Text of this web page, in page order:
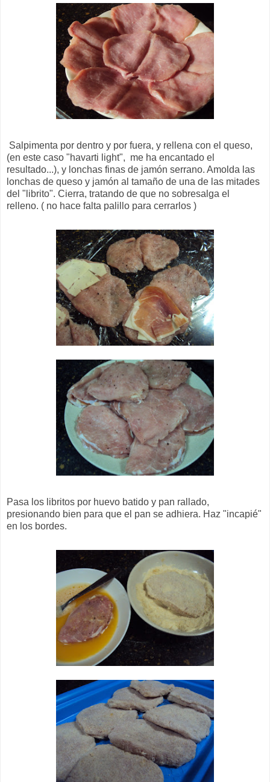
Salpimenta por dentro y por fuera, y rellena con el queso,
(en este caso "havarti light", me ha encantado el
resultado...), y lonchas finas de jamón serrano. Amolda las
lonchas de queso y jamón al tamaño de una de las mitades
del "librito". Cierra, tratando de que no sobresalga el
relleno. ( no hace falta palillo para cerrarlos )
Pasa los libritos por huevo batido y pan rallado,
presionando bien para que el pan se adhiera. Haz "incapié"
en los bordes.